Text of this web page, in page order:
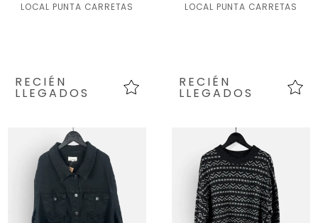
LOCAL PUNTA CARRETAS
LOCAL PUNTA CARRETAS
RECIÉN
LLEGADOS
RECIÉN
LLEGADOS